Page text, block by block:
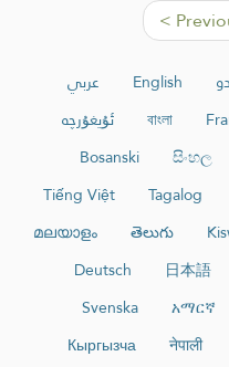
<
عربي English
ئۇيغۇرچە
বাংলা
Bosanski
සිංහල
Tiếng Việt
Tagalog
മലയാളം
తెలుగు
Deutsch
日本語
Svenska
አማርኛ
Кыргызча
नेपाली